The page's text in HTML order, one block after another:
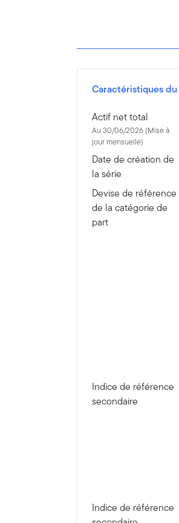
Caractéristiques
Actif net total
Au 30/06/2026 (Mise à
jour mensuelle)
Date de création de
la série
Devise de référence
de la catégorie de
part
Indice de référence
secondaire
Indice de référence